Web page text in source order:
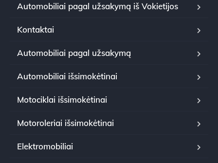
Automobiliai pagal užsakymą iš Vokietijos
Kontaktai
Automobiliai pagal užsakymą
Automobiliai išsimokėtinai
Motociklai išsimokėtinai
Motoroleriai išsimokėtinai
Elektromobiliai